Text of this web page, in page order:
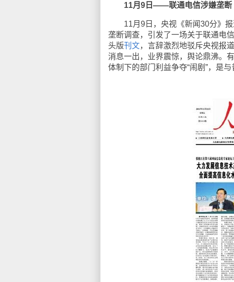
11月9日——联通电信涉嫌垄断
11月9日，央视《新闻30分》报
垄断调查，引发了一场关于联通电
头版刊文，言辞激烈地驳斥央视报
消息一出，业界震惊，舆论鼎沸。
体制下的部门利益争夺“闹剧”，是与